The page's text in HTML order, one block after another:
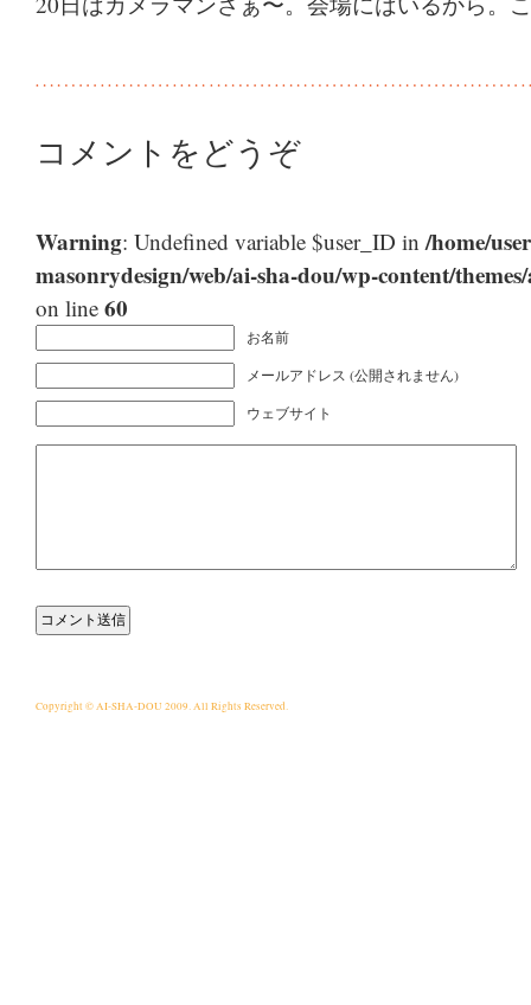
コメントをどうぞ
Warning: Undefined variable $user_ID in/home/
masonrydesign/web/ai-sha-dou/wp-content/
on line 60
お名前
メールアドレス (公開されません)
ウェブサイト
Copyright © AI-SHA-DOU 2009. All Rights Reserved.